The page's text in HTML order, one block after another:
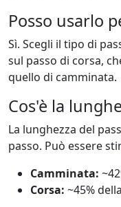
Posso usarlo
Sì. Scegli il tipo di
sul passo di corsa,
quello di camminata.
Cos'è la
La lunghezza del
passo. Può essere
Camminata:
Corsa: ~45%